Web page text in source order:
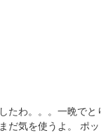
たわ。。。一晩で
だ気を使うよ。 ポ